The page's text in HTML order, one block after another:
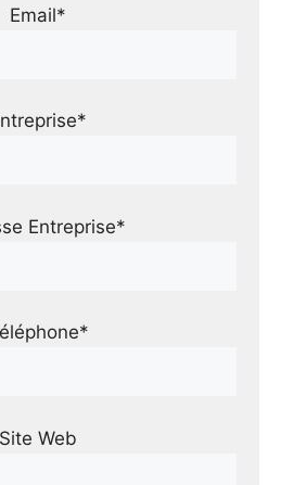
Email*
Entreprise*
Site Web